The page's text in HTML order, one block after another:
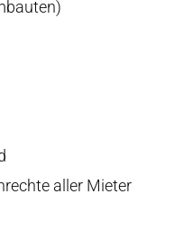
aller Mieter